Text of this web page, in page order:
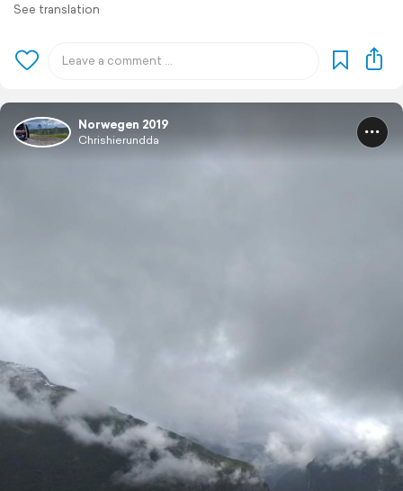
See translation
Norwegen 2019
Chrishierundda